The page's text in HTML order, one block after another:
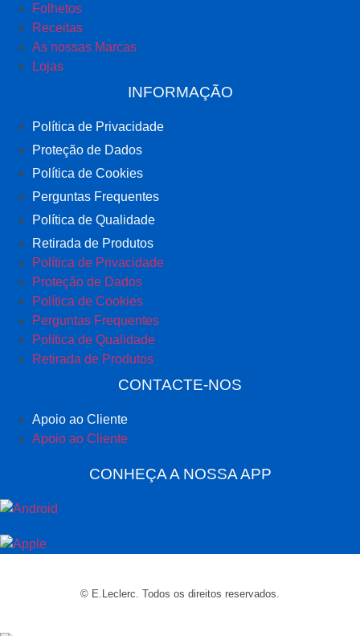
Folhetos
Receitas
As nossas Marcas
Lojas
INFORMAÇÃO
Política de Privacidade
Proteção de Dados
Política de Cookies
Perguntas Frequentes
Política de Qualidade
Retirada de Produtos
Política de Privacidade
Proteção de Dados
Política de Cookies
Perguntas Frequentes
Política de Qualidade
Retirada de Produtos
CONTACTE-NOS
Apoio ao Cliente
Apoio ao Cliente
CONHEÇA A NOSSA APP
© E.Leclerc. Todos os direitos reservados.